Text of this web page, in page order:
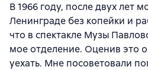
В 1966 году, после двух лет
Ленинграде без копейки и
что в спектакле Музы
мое отделение. Оценив это
уехать. Мне посоветовали